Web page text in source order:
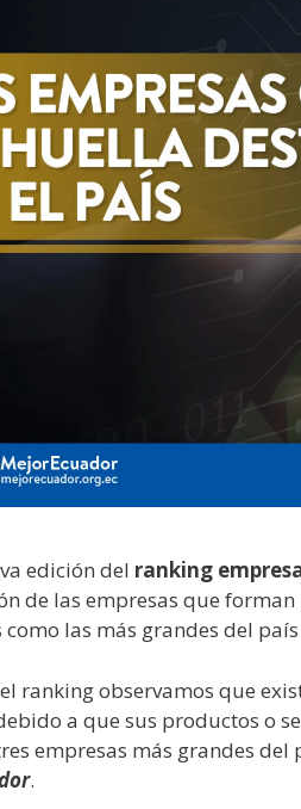
edición del ranking
de las empresas que forman
como las más grandes del
ranking observamos que
a que sus productos o
empresas más grandes
.